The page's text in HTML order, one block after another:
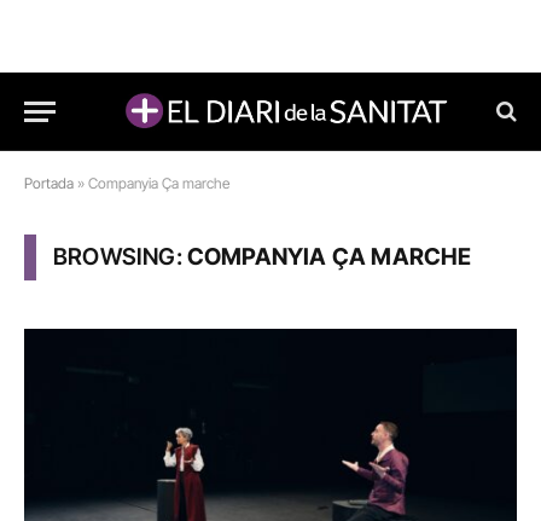
Portada » Companyia Ça marche
BROWSING:COMPANYIA ÇA MARCHE